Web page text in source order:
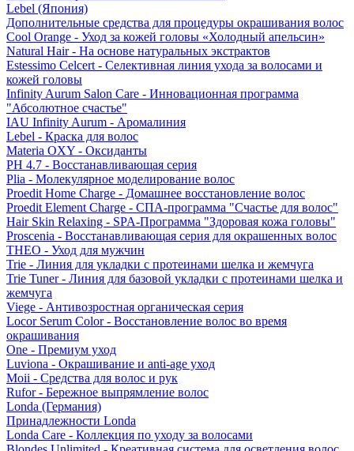
Lebel (Япония)
Дополнительные средства для процедуры окрашивания волос
Cool Orange - Уход за кожей головы «Холодный апельсин»
Natural Hair - На основе натуральных экстрактов
Estessimo Celcert - Селективная линия ухода за волосами и
кожей головы
Infinity Aurum Salon Care - Инновационная программа
"Абсолютное счастье"
IAU Infinity Aurum - Аромалиния
Lebel - Краска для волос
Materia OXY - Оксиданты
PH 4.7 - Восстанавливающая серия
Plia - Молекулярное моделирование волос
Proedit Home Charge - Домашнее восстановление волос
Proedit Element Charge - СПА-программа "Счастье для волос"
Hair Skin Relaxing - SPA-Программа "Здоровая кожа головы"
Proscenia - Восстанавливающая серия для окрашенных волос
THEO - Уход для мужчин
Trie - Линия для укладки с протеинами шелка и жемчуга
Trie Tuner - Линия для базовой укладки с протеинами шелка и
жемчуга
Viege - Антивозростная органическая серия
Locor Serum Color - Восстановление волос во время
окрашивания
One - Премиум уход
Luviona - Окрашивание и anti-age уход
Moii - Средства для волос и рук
Rufor - Бережное выпрямление волос
Londa (Германия)
Принадлежности Londa
Londa Care - Коллекция по уходу за волосами